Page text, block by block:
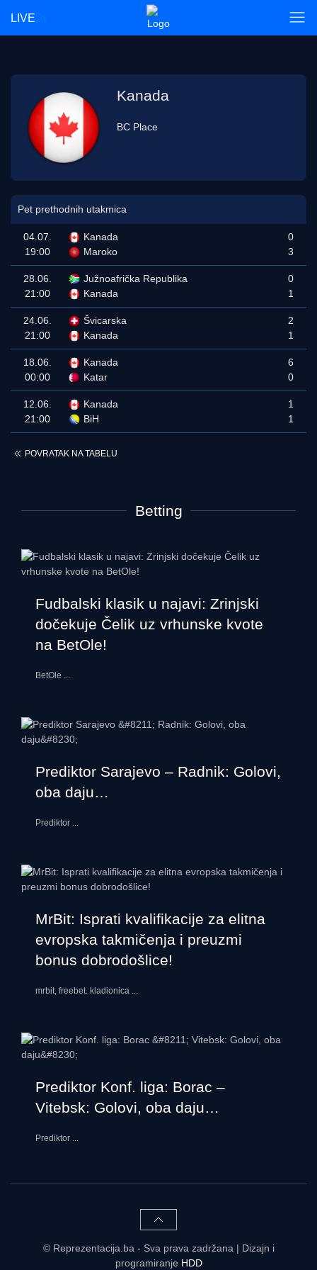
LIVE
Kanada
BC Place
Pet prethodnih utakmica
04.07.
19:00
Kanada
Maroko
0
3
28.06.
21:00
Južnoafrička Republika
Kanada
0
1
24.06.
21:00
Švicarska
Kanada
2
1
18.06.
00:00
Kanada
Katar
6
0
12.06.
21:00
Kanada
BiH
1
1
POVRATAK NA TABELU
Betting
Fudbalski klasik u najavi: Zrinjski
dočekuje Čelik uz vrhunske kvote
na BetOle!
BetOle ...
Prediktor Sarajevo – Radnik: Golovi,
oba daju…
Prediktor ...
MrBit: Isprati kvalifikacije za elitna
evropska takmičenja i preuzmi
bonus dobrodošlice!
mrbit, freebet. kladionica ...
Prediktor Konf. liga: Borac –
Vitebsk: Golovi, oba daju…
Prediktor ...
© Reprezentacija.ba - Sva prava zadržana | Dizajn i
programiranje HDD